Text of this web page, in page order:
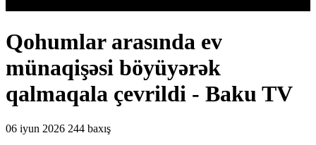
Qohumlar arasında ev
münaqişəsi böyüyərək
qalmaqala çevrildi - Baku TV
06 iyun 2026 244 baxış